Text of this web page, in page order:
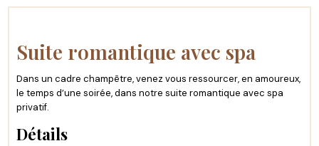
Suite romantique avec spa
Dans un cadre champêtre, venez vous ressourcer, en amoureux,
le temps d’une soirée, dans notre suite romantique avec spa
privatif.
Détails